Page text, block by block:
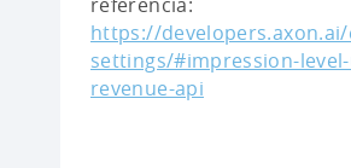
https://
settings/#impression-
revenue-api